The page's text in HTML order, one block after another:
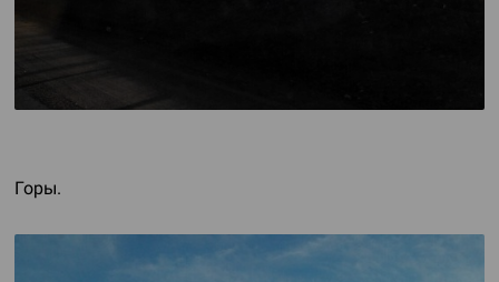
Горы.